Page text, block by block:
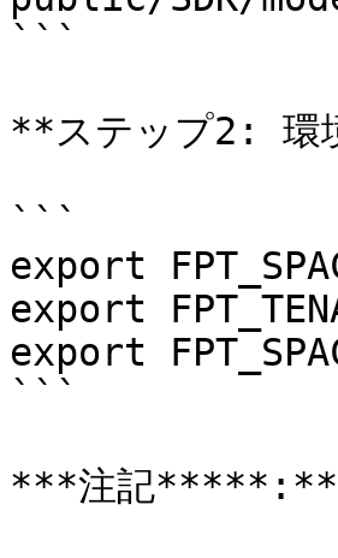
```
**ステップ2: 環
```
export
export
export
```
***注記*****:**